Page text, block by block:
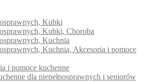
Kubki
Kubki, Choroba
Kuchnia
Kuchnia, Akcesoria i pomoce
i pomoce kuchenne
dla niepełnosprawnych i seniorów